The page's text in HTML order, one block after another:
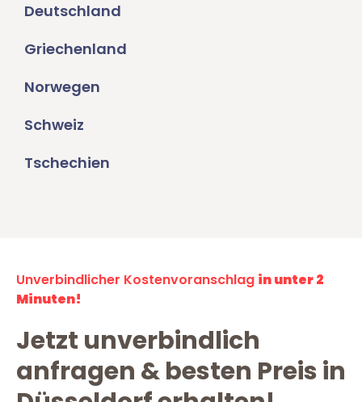
Deutschland
Griechenland
Norwegen
Schweiz
Tschechien
Unverbindlicher Kostenvoranschlag in unter 2
Minuten!
Jetzt unverbindlich
anfragen & besten Preis in